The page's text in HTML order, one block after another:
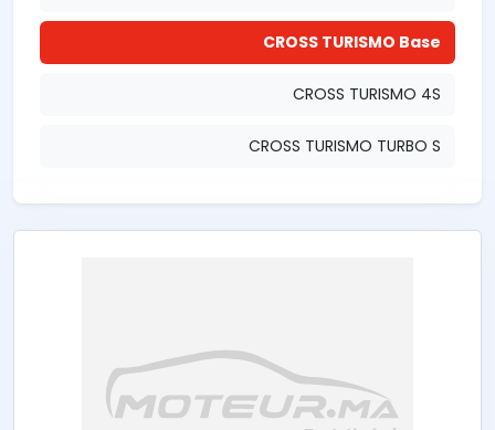
CROSS TURISMO Base
CROSS TURISMO 4S
CROSS TURISMO TURBO S